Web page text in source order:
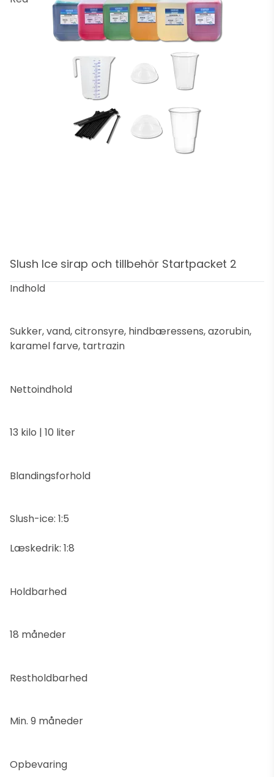
Slush Ice sirap och tillbehör Startpacket 2
Indhold
Sukker, vand, citronsyre, hindbæressens, azorubin,
karamel farve, tartrazin
Nettoindhold
13 kilo | 10 liter
Blandingsforhold
Slush-ice: 1:5
Læskedrik: 1:8
Holdbarhed
18 måneder
Restholdbarhed
Min. 9 måneder
Opbevaring